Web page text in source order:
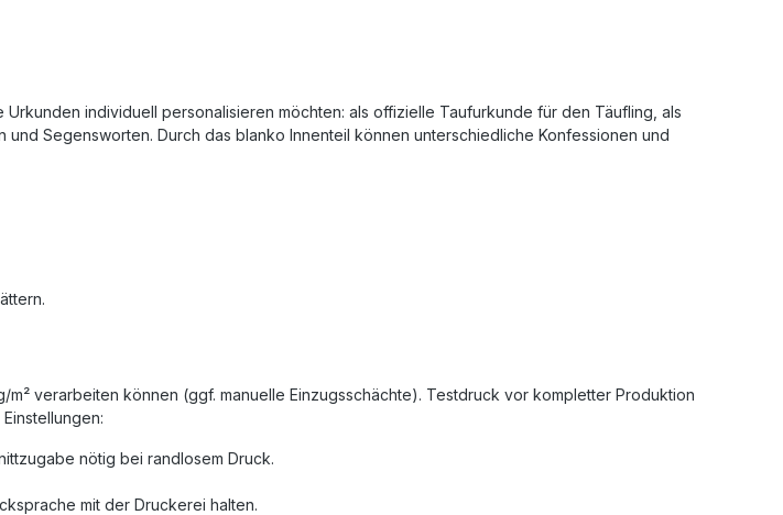
individuell personalisieren möchten: als offizielle Taufurkunde für den Täufling, als
Segensworten. Durch das blanko Innenteil können unterschiedliche Konfessionen und
verarbeiten können (ggf. manuelle Einzugsschächte). Testdruck vor kompletter Produktion
nötig bei randlosem Druck.
mit der Druckerei halten.